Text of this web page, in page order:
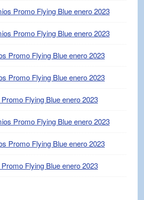
Promo Flying Blue enero 2023
Promo Flying Blue enero 2023
Promo Flying Blue enero 2023
Promo Flying Blue enero 2023
Flying Blue enero 2023
Promo Flying Blue enero 2023
Promo Flying Blue enero 2023
Flying Blue enero 2023